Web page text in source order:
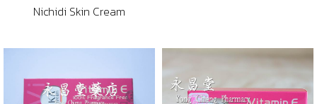
Nichidi Skin Cream